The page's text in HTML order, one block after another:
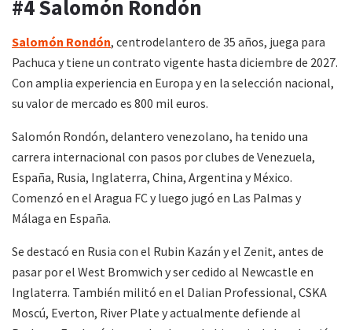
#4 Salomón Rondón
Salomón Rondón, centrodelantero de 35 años, juega para
Pachuca y tiene un contrato vigente hasta diciembre de 2027.
Con amplia experiencia en Europa y en la selección nacional,
su valor de mercado es 800 mil euros.
Salomón Rondón, delantero venezolano, ha tenido una
carrera internacional con pasos por clubes de Venezuela,
España, Rusia, Inglaterra, China, Argentina y México.
Comenzó en el Aragua FC y luego jugó en Las Palmas y
Málaga en España.
Se destacó en Rusia con el Rubin Kazán y el Zenit, antes de
pasar por el West Bromwich y ser cedido al Newcastle en
Inglaterra. También militó en el Dalian Professional, CSKA
Moscú, Everton, River Plate y actualmente defiende al